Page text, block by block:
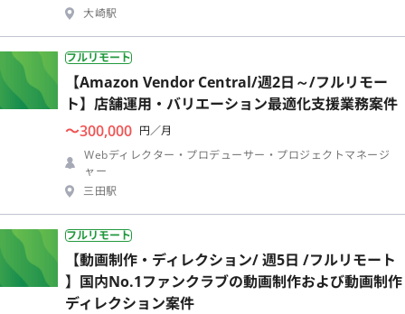
大崎駅
フルリモート
【Amazon Vendor Central/週2日～/フルリモー
ト】店舗運用・バリエーション最適化支援業務案件
〜300,000 円／月
Webディレクター・プロデューサー・プロジェクトマネージ
ャー
三田駅
フルリモート
【動画制作・ディレクション/ 週5日 /フルリモート
】国内No.1ファンクラブの動画制作および動画制作
ディレクション案件